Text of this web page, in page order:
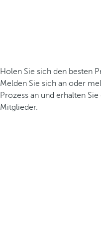
Holen Sie sich den besten
Melden Sie sich an oder
Prozess an und erhalten
Mitglieder.